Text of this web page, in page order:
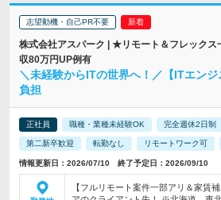
志望動機・自己PR不要
株式会社アスパーク | ★リモート＆フレック
収80万円UP例有
＼未経験からITの世界へ！／【ITエン
負担
正社員 職種・業種未経験OK 完全週休2日制
第二新卒歓迎 転勤なし リモートワーク可
情報更新日：2026/07/10 終了予定日：2026/09/10
【フルリモート案件一部アリ＆家賃